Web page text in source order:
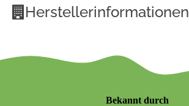
Herstellerinformationen
Bekannt durch